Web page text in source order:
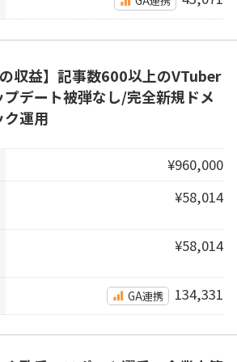
の収益】記事数600以上のVTuber
デート被弾なし/完全新規ドメ
ク運用
¥960,000
¥58,014
¥58,014
GA連携 134,331